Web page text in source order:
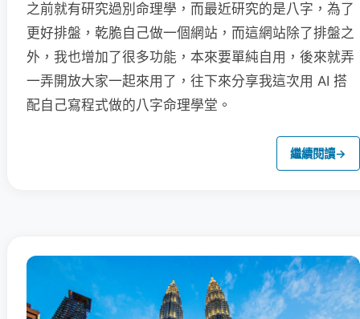
之前就有研究過別命理學，而最近研究的是八字，為了
更好排盤，乾脆自己做一個網站，而這網站除了排盤之
外，我也增加了很多功能，本來要單純自用，後來就弄
一弄開放大家一起來用了，往下來分享我這次用 AI 搭
配自己寫程式做的八字命理學堂。
繼續閱讀→